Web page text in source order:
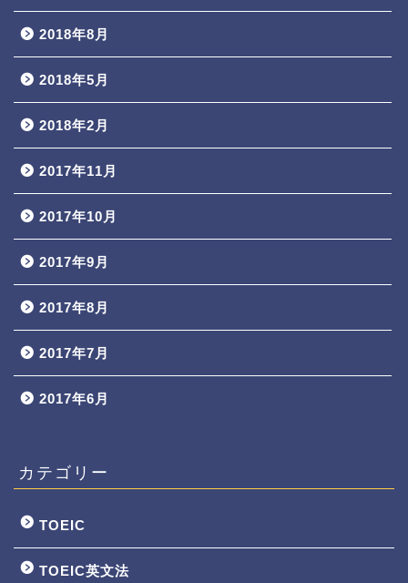
2018年8月
2018年5月
2018年2月
2017年11月
2017年10月
2017年9月
2017年8月
2017年7月
2017年6月
カテゴリー
TOEIC
TOEIC英文法